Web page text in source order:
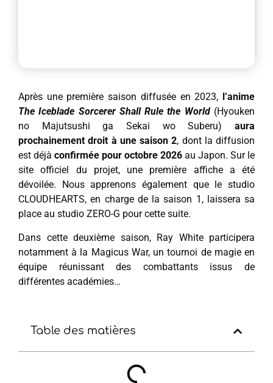
Après une première saison diffusée en 2023, l’anime
The Iceblade Sorcerer Shall Rule the World(Hyouken
no Majutsushi ga Sekai wo Suberu) aura
prochainement droit à une saison 2, dont la diffusion
est déjà confirmée pour octobre 2026 au Japon. Sur le
site officiel du projet, une première affiche a été
dévoilée. Nous apprenons également que le studio
CLOUDHEARTS, en charge de la saison 1, laissera sa
place au studio ZERO-G pour cette suite.
Dans cette deuxième saison, Ray White participera
notamment à la Magicus War, un tournoi de magie en
équipe réunissant des combattants issus de
différentes académies…
Table des matières